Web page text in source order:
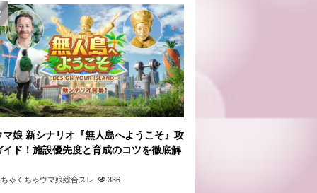
マ娘 新シナリオ『無人島へようこそ』攻
イド！施設優先度と育成のコツを徹底解
ゃくちゃウマ娘総合スレ 336